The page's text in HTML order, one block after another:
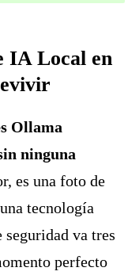
IA Local en
Ollama
ninguna
es una foto de
tecnología
va tres
perfecto